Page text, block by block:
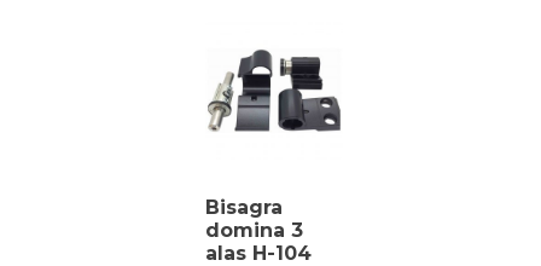
Bisagra
domina 3
alas H-104